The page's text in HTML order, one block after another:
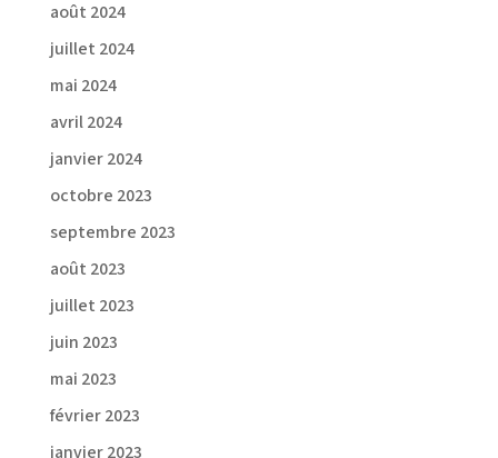
août 2024
juillet 2024
mai 2024
avril 2024
janvier 2024
octobre 2023
septembre 2023
août 2023
juillet 2023
juin 2023
mai 2023
février 2023
janvier 2023